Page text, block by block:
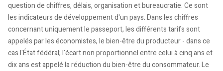
question de chiffres, délais, organisation et bureaucratie. Ce sont
les indicateurs de développement d'un pays. Dans les chiffres
concernant uniquement le passeport, les différents tarifs sont
appelés par les économistes, le bien-être du producteur - dans ce
cas l'État fédéral; l'écart non proportionnel entre celui à cinq ans et
dix ans est appelé la réduction du bien-être du consommateur. Le